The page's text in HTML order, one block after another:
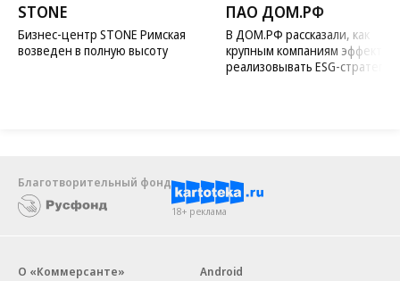
STONE
Бизнес-центр STONE Римская
возведен в полную высоту
ПАО ДОМ.РФ
В ДОМ.РФ рассказали, как
крупным компаниям
реализовывать ESG-стратегию
Благотворительный фонд
18+ реклама
О «Коммерсанте»
Android